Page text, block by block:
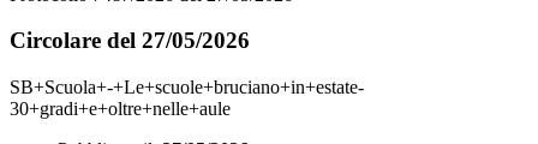
Circolare del 27/05/2026
SB+Scuola+-+Le+scuole+bruciano+in+estate-
30+gradi+e+oltre+nelle+aule